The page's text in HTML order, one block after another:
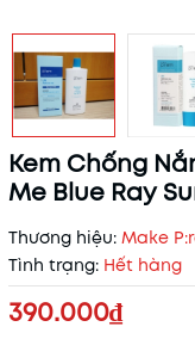
Kem Chống
Me Blue Ray
Thương hiệu: Make
Tình trạng: Hết hàng
390.000₫